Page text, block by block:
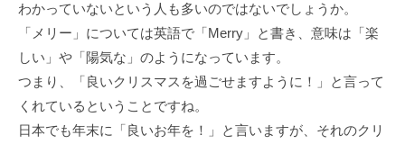
わかっていないという人も多いのではないでしょうか。
「メリー」については英語で「Merry」と書き、意味は「楽
しい」や「陽気な」のようになっています。
つまり、「良いクリスマスを過ごせますように！」と言って
くれているということですね。
日本でも年末に「良いお年を！」と言いますが、それのクリ